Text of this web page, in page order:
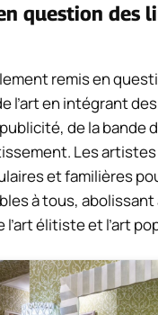
question des
remis en
l’art en intégrant
de la bande
Les
et familières
à tous, abolissant
élitiste et l’art